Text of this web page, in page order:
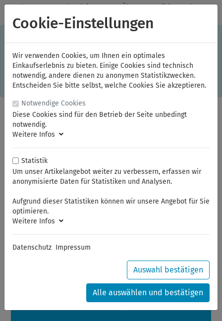
✓Jeden Monat starke Aktionen ✓Über 20 Qualitätsmarken ✓
Kostenlose Lieferung im Inland ab 150,00 Euro Bruttowarenwert
Einkaufserlebnis. Dabei werden beispielsweise die Session-
Informationen oder die Spracheinstellung auf Ihrem Rechner
gespeichert. Ohne Cookies ist der Funktionsumfang des
Online-Shops eingeschränkt. Sind Sie damit nicht
einverstanden, klicken Sie bitte hier.
Sommerferien
Sehr geehrte Kunden,
Ihre Bestellungen in diesem Zeitraum werden ab dem
24.08.2026 verschickt.
Eine schöne Sommerpause
Cookie-Einstellungen
Wir verwenden Cookies, um Ihnen ein optimales
Einkaufserlebnis zu bieten. Einige Cookies sind technisch
notwendig, andere dienen zu anonymen Statistikzwecken.
Entscheiden Sie bitte selbst, welche Cookies Sie akzeptieren.
Notwendige Cookies
Diese Cookies sind für den Betrieb der Seite unbedingt
notwendig.
Weitere Infos
Statistik
Um unser Artikelangebot weiter zu verbessern, erfassen wir
anonymisierte Daten für Statistiken und Analysen.
Aufgrund dieser Statistiken können wir unsere Angebot für Sie
optimieren.
Weitere Infos
Datenschutz Impressum
Auswahl bestätigen
Alle auswählen und bestätigen